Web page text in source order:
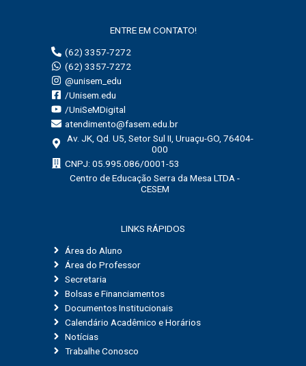
ENTRE EM CONTATO!
(62) 3357-7272
(62) 3357-7272
@unisem_edu
/Unisem.edu
/UniSeMDigital
atendimento@fasem.edu.br
Av. JK, Qd. U5, Setor Sul II, Uruaçu-GO, 76404-
000
CNPJ: 05.995.086/0001-53
Centro de Educação Serra da Mesa LTDA -
CESEM
LINKS RÁPIDOS
Área do Aluno
Área do Professor
Secretaria
Bolsas e Financiamentos
Documentos Institucionais
Calendário Acadêmico e Horários
Notícias
Trabalhe Conosco